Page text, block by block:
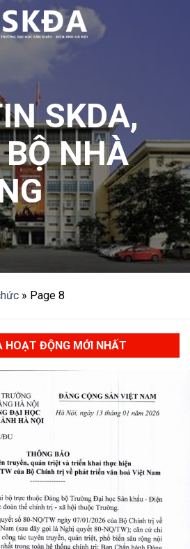
SKDA,
NHÀ
» Page 8
HOẠT ĐỘNG MỚI NHẤT